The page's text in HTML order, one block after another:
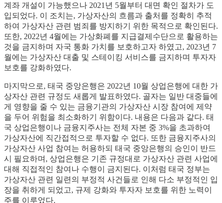
계좌 개설이 가능했으나 2021년 5월부터 대면 확인 절차가 도
입되었다. 이 조치는, 가상자산의 흐름과 출처를 정확히 추적
하여 가상자산 관련 범죄를 방지하기 위한 목적으로 확인된다.
또한, 2022년 4월에는 가상화폐를 지급결제수단으로 활용하는
것을 금지하며 자국 통화 가치를 보호하고자 하였고, 2023년 7
월에는 가상자산 대출 및 스테이킹 서비스를 금지하며 투자자
보호를 강화하였다.
마지막으로, 태국 중앙은행은 2022년 10월 상업은행에 대한 가
상자산 관련 규정도 새롭게 발표하였다. 골자는 일반 대중들에
게 영향을 줄 수 있는 금융기관의 가상자산 시장 참여에 제약
을 두어 위험을 최소화하기 위함이다. 내용은 다음과 같다. 태
국 상업은행이나 금융지주사는 전체 자본 중 3%을 초과하여
가상자산에 직간접적으로 투자할 수 없다. 또한 금융지주사의
가상자산 사업 참여는 허용하되 태국 중앙은행의 승인이 반드
시 필요하며, 상업은행은 기존 규정대로 가상자산 관련 사업에
대해 직접적인 참여나 수행이 금지된다. 이처럼 태국 정부는
가상자산 관련 일련의 부정적 사건들로 인해 다소 부정적인 입
장을 취하게 되었고, 규제 강화와 투자자 보호를 위한 노력이
주를 이루었다.